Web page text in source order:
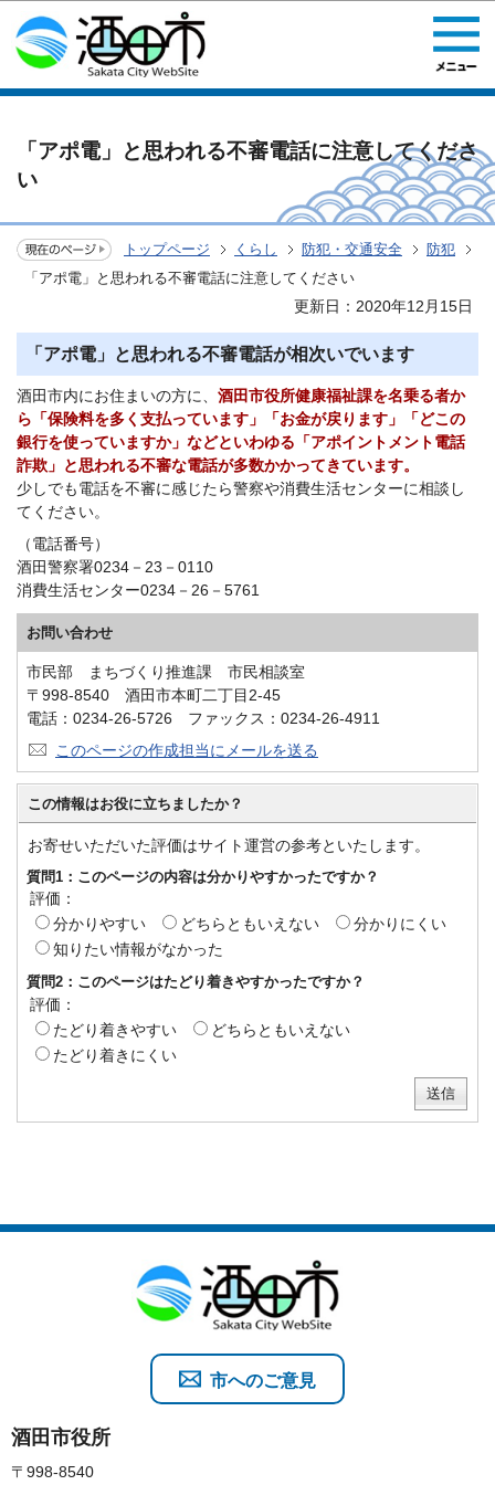
このページの本文へ移動
「アポ電」と思われる不審電話に注意してくださ
い
トップページ くらし 防犯・交通安全
防犯
「アポ電」と思われる不審電話に注意してください
更新日：2020年12月15日
「アポ電」と思われる不審電話が相次いでいます
酒田市内にお住まいの方に、 酒田市役所健康福祉課を名乗る者か
ら「保険料を多く支払っています」「お金が戻ります」「どこの
銀行を使っていますか」などといわゆる「アポイントメント電話
詐欺」と思われる不審な電話が多数かかってきています。
少しでも電話を不審に感じたら警察や消費生活センターに相談し
てください。
（電話番号）
酒田警察署0234－23－0110
消費生活センター0234－26－5761
お問い合わせ
市民部 まちづくり推進課 市民相談室
〒998-8540 酒田市本町二丁目2-45
電話：0234-26-5726 ファックス：0234-26-4911
このページの作成担当にメールを送る
この情報はお役に立ちましたか？
お寄せいただいた評価はサイト運営の参考といたします。
質問1：このページの内容は分かりやすかったですか？
評価：
分かりやすい
どちらともいえない
分かりにくい
知りたい情報がなかった
質問2：このページはたどり着きやすかったですか？
評価：
たどり着きやすい
どちらともいえない
たどり着きにくい
酒田市役所
〒998-8540
市へのご意見